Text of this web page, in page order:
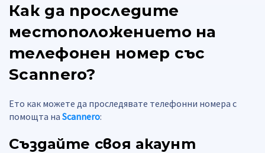
Как да проследите
местоположението на
телефонен номер със
Scannero?
Ето как можете да проследявате телефонни номера с
помощта на Scannero:
Създайте своя акаунт